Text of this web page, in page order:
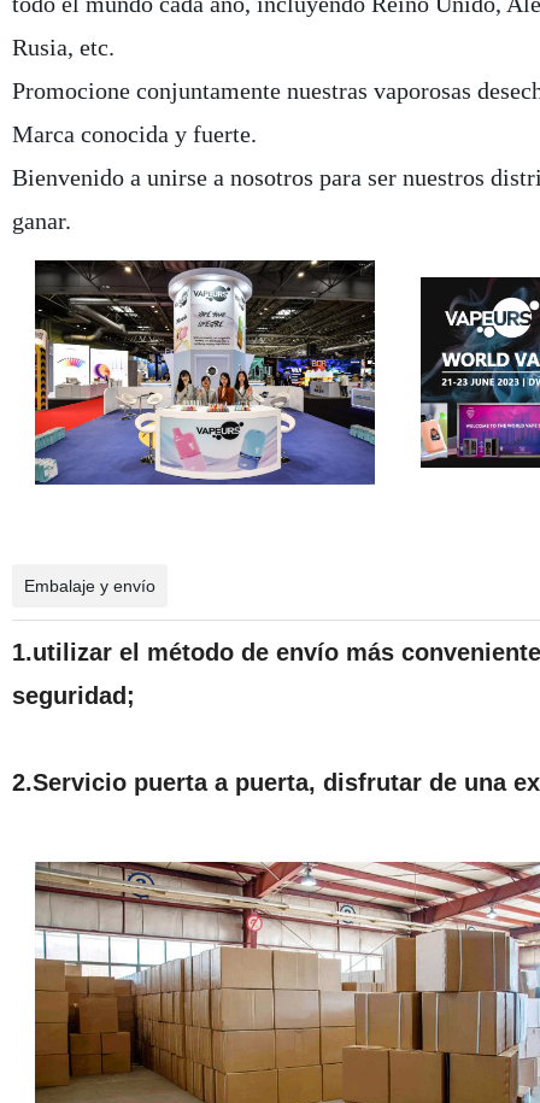
Rusia, etc.
Promocione conjuntamente nuestras vaporosas
Marca conocida y fuerte.
Bienvenido a unirse a nosotros para ser nuestros
ganar.
Embalaje y envío
1.utilizar el método de envío más
seguridad;
2.Servicio puerta a puerta, disfrutar de una